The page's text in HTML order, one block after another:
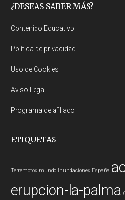
Footer
¿DESEAS SABER MÁS?
Contenido Educativo
Política de privacidad
Uso de Cookies
Aviso Legal
Programa de afiliado
ETIQUETAS
Terremotos mundo Inundaciones España
erupcion-la-palma